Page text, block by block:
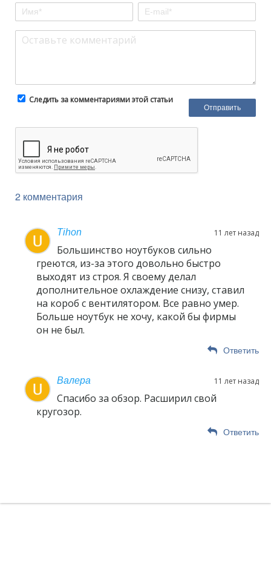
Следить за комментариями этой статьи
2 комментария
Tihon 11 лет назад
Большинство ноутбуков сильно
греются, из-за этого довольно быстро
выходят из строя. Я своему делал
дополнительное охлаждение снизу, ставил
на короб с вентилятором. Все равно умер.
Больше ноутбук не хочу, какой бы фирмы
он не был.
Ответить
Валера 11 лет назад
Спасибо за обзор. Расширил свой
кругозор.
Ответить